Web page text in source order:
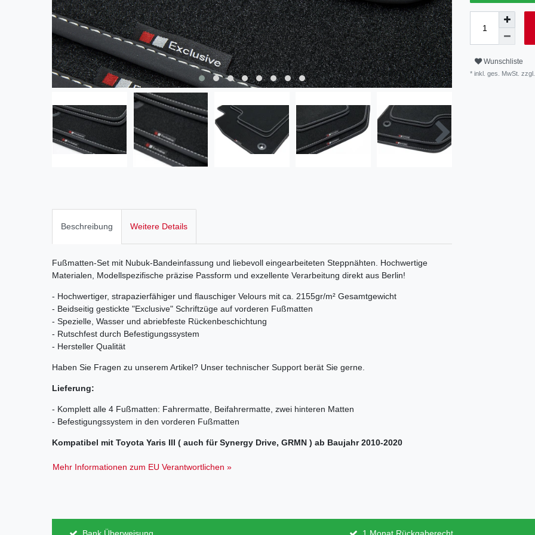
Wunschliste
* inkl. ges. MwSt. zzgl.
Beschreibung Weitere Details
Fußmatten-Set mit Nubuk-Bandeinfassung und liebevoll eingearbeiteten Steppnähten. Hochwertige
Materialen, Modellspezifische präzise Passform und exzellente Verarbeitung direkt aus Berlin!
- Hochwertiger, strapazierfähiger und flauschiger Velours mit ca. 2155gr/m² Gesamtgewicht
- Beidseitig gestickte "Exclusive" Schriftzüge auf vorderen Fußmatten
- Spezielle, Wasser und abriebfeste Rückenbeschichtung
- Rutschfest durch Befestigungssystem
- Hersteller Qualität
Haben Sie Fragen zu unserem Artikel? Unser technischer Support berät Sie gerne.
Lieferung:
- Komplett alle 4 Fußmatten: Fahrermatte, Beifahrermatte, zwei hinteren Matten
- Befestigungssystem in den vorderen Fußmatten
Kompatibel mit Toyota Yaris III ( auch für Synergy Drive, GRMN ) ab Baujahr 2010-2020
Mehr Informationen zum EU Verantwortlichen »